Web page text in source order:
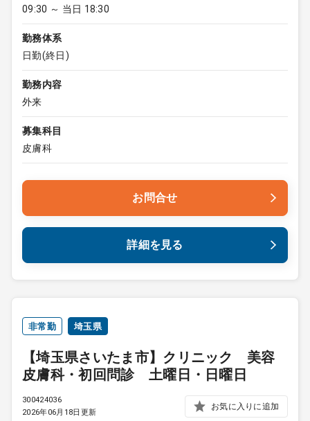
09:30 ～ 当日 18:30
勤務体系
日勤(終日)
勤務内容
外来
募集科目
皮膚科
お問合せ
詳細を見る
非常勤 埼玉県
【埼玉県さいたま市】クリニック 美容
皮膚科・初回問診 土曜日・日曜日
300424036
2026年06月18日更新
お気に入りに追加